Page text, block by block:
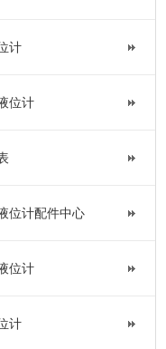
计
位计
位计配件中心
位计
计